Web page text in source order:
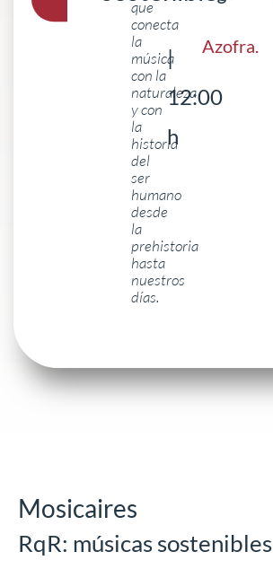
que
conecta
la
música
con la
naturaleza
y con
la
historia
del
ser
humano
desde
la
prehistoria
hasta
nuestros
días.
|
12:00
h
Azofra.
Mosicaires
RqR: músicas sostenibles